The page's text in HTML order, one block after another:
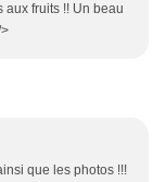
aux fruits !! Un beau
que les photos !!!